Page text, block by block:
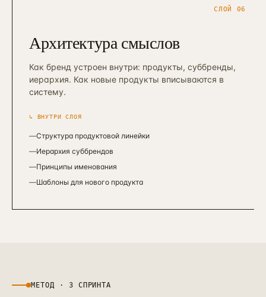
СЛОЙ 06
Архитектура смыслов
Как бренд устроен внутри: продукты, суббренды,
иерархия. Как новые продукты вписываются в
систему.
↳ ВНУТРИ СЛОЯ
—Структура продуктовой линейки
—Иерархия суббрендов
—Принципы именования
—Шаблоны для нового продукта
МЕТОД · 3 СПРИНТА